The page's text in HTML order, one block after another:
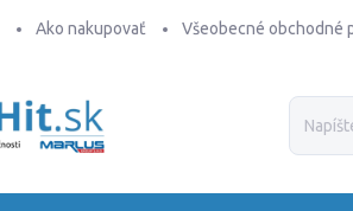
Ako nakupovať Všeobecné obchodné